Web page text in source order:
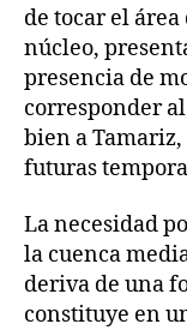
de tocar el
núcleo,
presencia de
corresponder
bien a
futuras
La necesidad
la cuenca
deriva de una
constituye en